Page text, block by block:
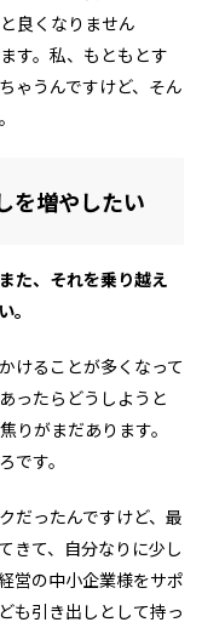
良くなりません
す。私、もともとす
ゃうんですけど、そん
を増やしたい
た、それを乗り越え
。
けることが多くなって
ったらどうしようと
りがまだあります。
です。
だったんですけど、最
きて、自分なりに少し
営の中小企業様をサポ
も引き出しとして持っ